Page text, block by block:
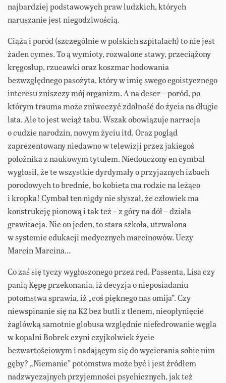
najbardziej podstawowych praw ludzkich, których
naruszanie jest niegodziwością.
Ciąża i poród (szczególnie w polskich szpitalach) to nie jest
żaden cymes. To ą wymioty, rozwalone stawy, przeciążony
kręgosłup, rzucawki oraz koszmar hodowania
bezwzględnego pasożyta, który w imię swego egoistycznego
interesu zniszczy mój organizm. A na deser – poród, po
którym trauma może zniweczyć zdolność do życia na długie
lata. Ale to jest wciąż tabu. Wszak obowiązuje narracja
o cudzie narodzin, nowym życiu itd. Oraz pogląd
zaprezentowany niedawno w telewizji przez jakiegoś
położnika z naukowym tytułem. Niedouczony en cymbał
wygłosił, że te wszystkie dyrdymały o przyjaznych izbach
porodowych to brednie, bo kobieta ma rodzic na leżąco
i kropka! Cymbał ten nigdy nie słyszał, że człowiek ma
konstrukcję pionową i tak też – z góry na dół – działa
grawitacja. Nie on jeden, to stara szkoła, utrwalona
w systemie edukacji medycznych marcinowów. Uczy
Marcin Marcina…
Co zaś się tyczy wygłoszonego przez red. Passenta, Lisa czy
panią Kępę przekonania, iż decyzja o nieposiadaniu
potomstwa sprawia, iż „coś pięknego nas omija”. Czy
niewspinanie się na K2 bez butli z tlenem, nieopłynięcie
żaglówką samotnie globusa względnie niefedrowanie węgla
w kopalni Bobrek czyni czyjkolwiek życie
bezwartościowym i nadającym się do wycierania sobie nim
gęby? „Niemanie” potomstwa może być i jest źródłem
nadzwyczajnych przyjemności psychicznych, jak też